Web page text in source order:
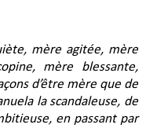
mère agitée, mère
mère blessante,
d’être mère que de
la scandaleuse, de
en passant par